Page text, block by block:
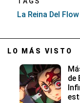
La Reina Del Flow
LO MÁS VISTO
de